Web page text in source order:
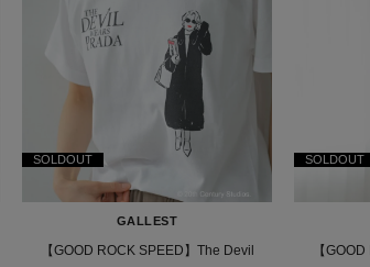
SOLDOUT
GALLEST
【GOOD ROCK SPEED】The Devil
SOLDOUT
【